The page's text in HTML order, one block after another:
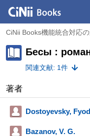
CiNii Books機能統合対応
Бесы :
関連文献: 1件
著者
Dostoyevsky,
Bazanov, V. G.